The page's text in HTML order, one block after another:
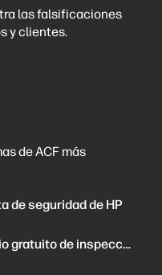
las falsificaciones
y clientes.
de ACF más
de seguridad de HP
Cómo funciona el servicio gratuito de inspección CDI